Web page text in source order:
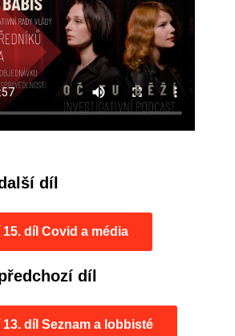
díl
15. díl Covid a média
díl
13. díl Seznam a lobbisté